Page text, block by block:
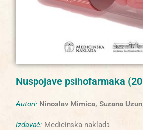
Nuspojave psihofarmaka
Autori: Ninoslav Mimica, Suzana
Izdavač: Medicinska naklada